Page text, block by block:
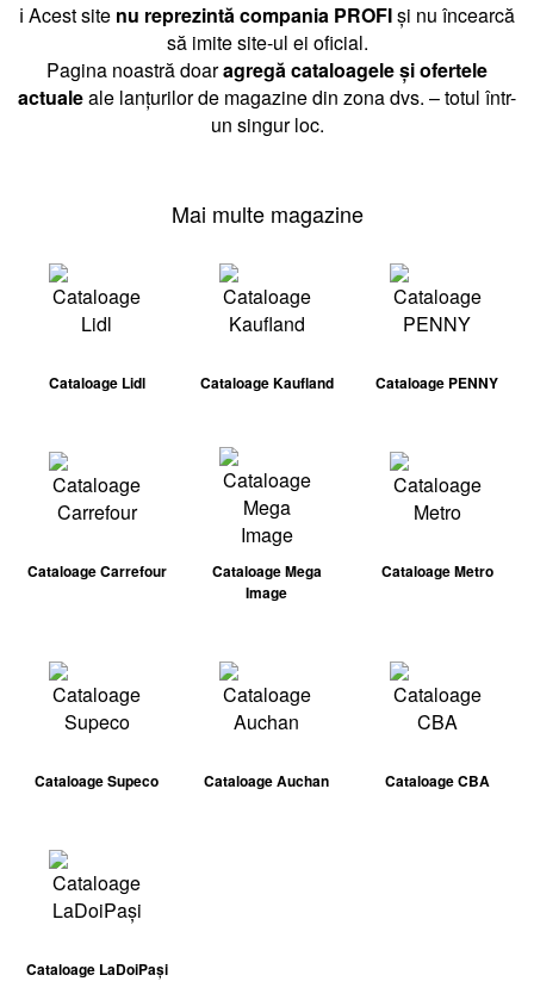
ℹ️ Acest site nu reprezintă compania PROFIși nu încearcă
să imite site-ul ei oficial.
Pagina noastră doaragregă cataloagele și ofertele
actualeale lanțurilor de magazine din zona dvs. – totul într-
un singur loc.
Mai multe magazine
Cataloage Lidl Cataloage Kaufland Cataloage PENNY
Cataloage Carrefour
Cataloage Mega
Image
Cataloage Metro
Cataloage Supeco Cataloage Auchan Cataloage CBA
Cataloage LaDoiPași